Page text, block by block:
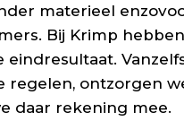
materieel
Bij Krimp
ontzorgen
daar rekening mee.